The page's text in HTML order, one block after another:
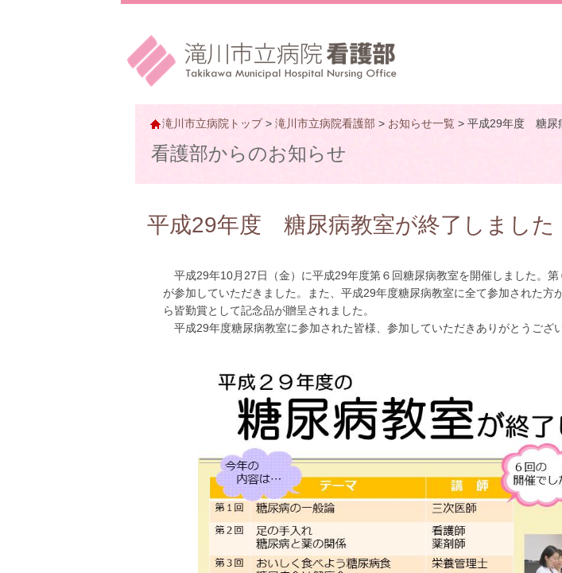
滝川市立病院トップ> 滝川市立病院看護部 > お知らせ一覧 > 平成29年度 糖尿
看護部からのお知らせ
平成29年度 糖尿病教室が終了しました
平成29年10月27日（金）に平成29年度第６回糖尿病教室を開催しました。
が参加していただきました。また、平成29年度糖尿病教室に全て参加された方
ら皆勤賞として記念品が贈呈されました。
平成29年度糖尿病教室に参加された皆様、参加していただきありがとうござい